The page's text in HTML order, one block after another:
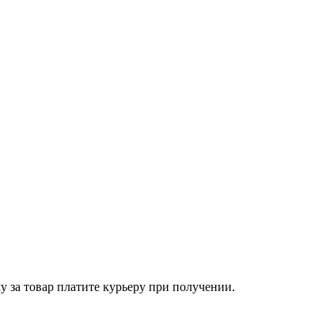
за товар платите курьеру при получении.